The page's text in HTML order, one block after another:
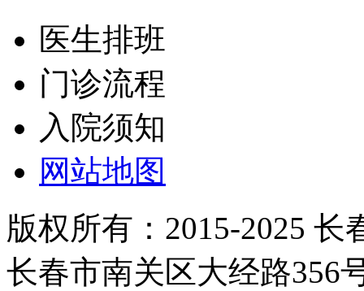
医生排班
门诊流程
入院须知
网站地图
版权所有：2015-2025
长春市南关区大经路356